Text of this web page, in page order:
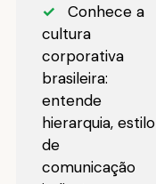
✓
Conhece a
cultura
corporativa
brasileira:
entende
hierarquia, estilo
de
comunicação